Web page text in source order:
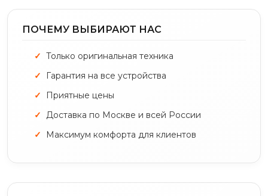
ПОЧЕМУ ВЫБИРАЮТ НАС
Только оригинальная техника
Гарантия на все устройства
Приятные цены
Доставка по Москве и всей России
Максимум комфорта для клиентов